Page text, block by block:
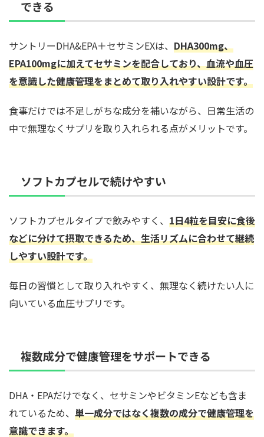
できる
サントリーDHA&EPA＋セサミンEXは、 DHA300mg、
EPA100mgに加えてセサミンを配合しており、血流や血圧
を意識した健康管理をまとめて取り入れやすい設計です。
食事だけでは不足しがちな成分を補いながら、日常生活の
中で無理なくサプリを取り入れられる点がメリットです。
ソフトカプセルで続けやすい
ソフトカプセルタイプで飲みやすく、 1日4粒を目安に食後
などに分けて摂取できるため、生活リズムに合わせて継続
しやすい設計です。
毎日の習慣として取り入れやすく、無理なく続けたい人に
向いている血圧サプリです。
複数成分で健康管理をサポートできる
DHA・EPAだけでなく、セサミンやビタミンEなども含ま
れているため、 単一成分ではなく複数の成分で健康管理を
意識できます。